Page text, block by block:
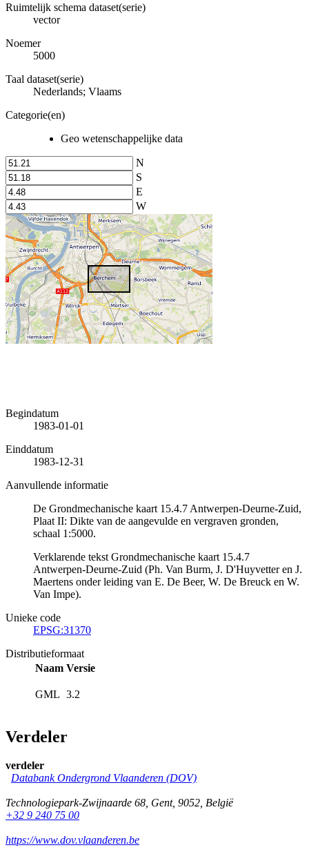
Ruimtelijk schema dataset(serie)
vector
Noemer
5000
Taal dataset(serie)
Nederlands; Vlaams
Categorie(en)
Geo wetenschappelijke data
N
S
E
W
Begindatum
1983-01-01
Einddatum
1983-12-31
Aanvullende informatie
De Grondmechanische kaart 15.4.7 Antwerpen-Deurne-Zuid,
Plaat II: Dikte van de aangevulde en vergraven gronden,
schaal 1:5000.
Verklarende tekst Grondmechanische kaart 15.4.7
Antwerpen-Deurne-Zuid (Ph. Van Burm, J. D'Huyvetter en J.
Maertens onder leiding van E. De Beer, W. De Breuck en W.
Van Impe).
Unieke code
EPSG:31370
Distributieformaat
Naam Versie
GML 3.2
Verdeler
verdeler
Databank Ondergrond Vlaanderen (DOV)
Technologiepark-Zwijnaarde 68, Gent, 9052, België
+32 9 240 75 00
https://www.dov.vlaanderen.be